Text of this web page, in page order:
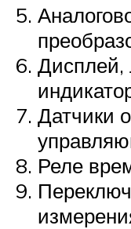
Дисплей,
Датчики
Реле